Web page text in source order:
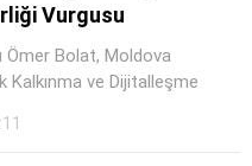
Vurgusu
Ömer Bolat, Moldova
Kalkınma ve Dijitalleşme